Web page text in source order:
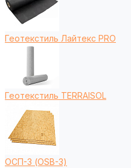
Геотекстиль Лайтекс PRO
Геотекстиль TERRAISOL
ОСП-3 (OSB-3)